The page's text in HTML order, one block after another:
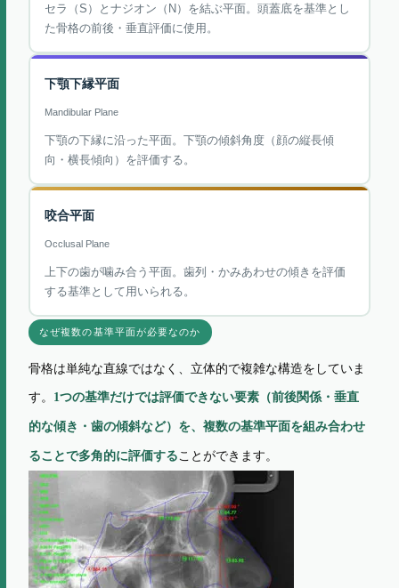
セラ（S）とナジオン（N）を結ぶ平面。頭蓋底を基準とし
た骨格の前後・垂直評価に使用。
下顎下縁平面
Mandibular Plane
下顎の下縁に沿った平面。下顎の傾斜角度（顔の縦長傾
向・横長傾向）を評価する。
咬合平面
Occlusal Plane
上下の歯が噛み合う平面。歯列・かみあわせの傾きを評価
する基準として用いられる。
なぜ複数の基準平面が必要なのか
骨格は単純な直線ではなく、立体的で複雑な構造をしていま
す。 1つの基準だけでは評価できない要素（前後関係・垂直
的な傾き・歯の傾斜など）を、複数の基準平面を組み合わせ
ることで多角的に評価する ことができます。